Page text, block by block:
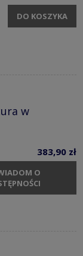
DO KOSZYKA
w
383,90 zł
O